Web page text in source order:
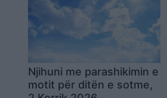
Njihuni me parashikimin e
motit për ditën e sotme,